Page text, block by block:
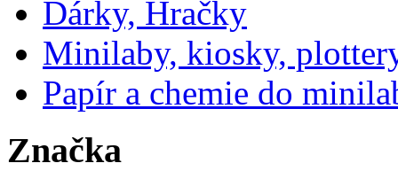
Dárky, Hračky
Minilaby, kiosky,
Papír a chemie do
Značka